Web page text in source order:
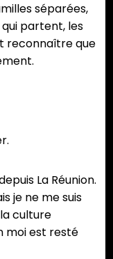
séparées,
partent, les
reconnaître que
La Réunion.
je ne me suis
culture
moi est resté